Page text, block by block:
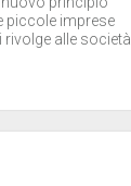
piccole imprese
alle società